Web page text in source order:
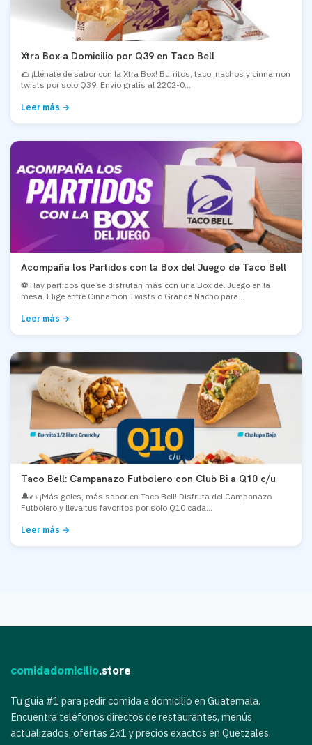
Xtra Box a Domicilio por Q39 en Taco Bell
🌮 ¡Llénate de sabor con la Xtra Box! Burritos, taco, nachos y cinnamon
twists por solo Q39. Envío gratis al 2202-0...
Leer más →
Acompaña los Partidos con la Box del Juego de Taco Bell
⚽ Hay partidos que se disfrutan más con una Box del Juego en la
mesa. Elige entre Cinnamon Twists o Grande Nacho para...
Leer más →
Taco Bell: Campanazo Futbolero con Club Bi a Q10 c/u
🔔🌮 ¡Más goles, más sabor en Taco Bell! Disfruta del Campanazo
Futbolero y lleva tus favoritos por solo Q10 cada...
Leer más →
comidadomicilio.store
Tu guía #1 para pedir comida a domicilio en Guatemala.
Encuentra teléfonos directos de restaurantes, menús
actualizados, ofertas 2x1 y precios exactos en Quetzales.